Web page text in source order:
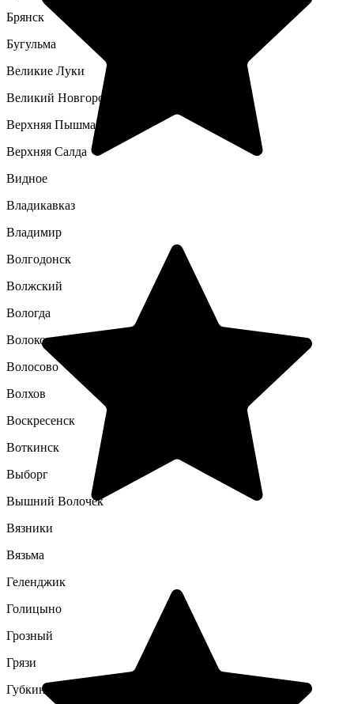
Брянск
Бугульма
Великие Луки
Великий Новгород
Верхняя Пышма
Верхняя Салда
Видное
Владикавказ
Владимир
Волгодонск
Волжский
Вологда
Волоколамск
Волосово
Волхов
Воскресенск
Воткинск
Выборг
Вышний Волочек
Вязники
Вязьма
Геленджик
Голицыно
Грозный
Грязи
Губкин